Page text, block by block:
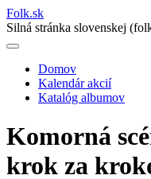
Folk.sk
Silná stránka slovenskej
Main
navigation
Domov
Kalendár akcií
Katalóg albumov
Komorná
krok za